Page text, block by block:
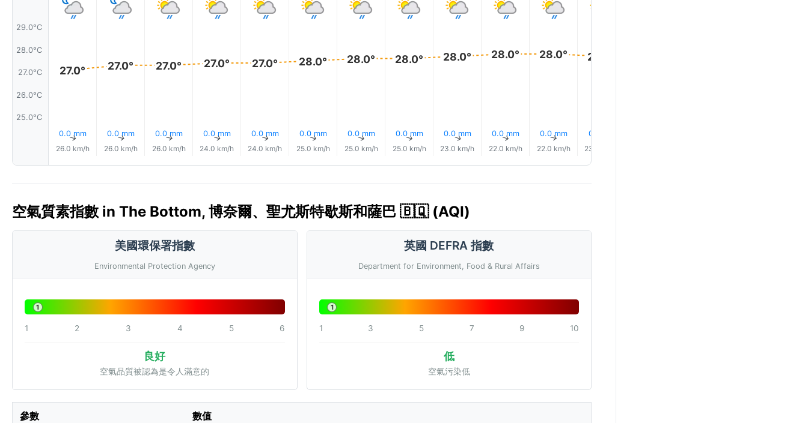
29.0°C
28.0°C
27.0°C
26.0°C
25.0°C
27.0°
0.0 mm
↑
26.0 km/h
27.0°
0.0 mm
↑
26.0 km/h
27.0°
0.0 mm
↑
26.0 km/h
27.0°
0.0 mm
↑
24.0 km/h
27.0°
0.0 mm
↑
24.0 km/h
28.0°
0.0 mm
↑
25.0 km/h
28.0°
0.0 mm
↑
25.0 km/h
28.0°
0.0 mm
↑
25.0 km/h
28.0°
0.0 mm
↑
23.0 km/h
28.0°
0.0 mm
↑
22.0 km/h
28.0°
0.0 mm
↑
22.0 km/h
28.0°
0.1 mm
23.0 km/h
空氣質素指數 in The Bottom, 博奈爾、聖尤斯特歇斯和薩巴 🇧🇶 (AQI)
美國環保署指數
Environmental Protection Agency
1
1 2 3 4 5 6
良好
空氣品質被認為是令人滿意的
英國 DEFRA 指數
Department for Environment, Food & Rural Affairs
1
1 3 5 7 9 10
低
空氣污染低
參數 數值